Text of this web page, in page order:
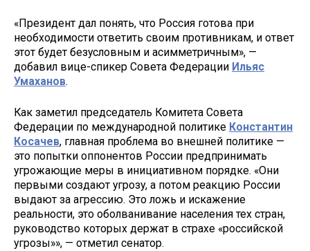
«Президент дал понять, что Россия готова при
необходимости ответить своим противникам, и ответ
этот будет безусловным и асимметричным», —
добавил вице-спикер Совета Федерации Ильяс
Умаханов.
Как заметил председатель Комитета Совета
Федерации по международной политике Константин
Косачев, главная проблема во внешней политике —
это попытки оппонентов России предпринимать
угрожающие меры в инициативном порядке. «Они
первыми создают угрозу, а потом реакцию России
выдают за агрессию. Это ложь и искажение
реальности, это оболванивание населения тех стран,
руководство которых держат в страхе «российской
угрозы»», — отметил сенатор.